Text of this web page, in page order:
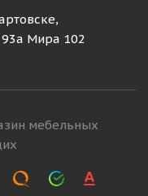
Мира 102
мебельных